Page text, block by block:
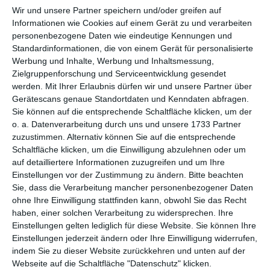
Wir und unsere Partner speichern und/oder greifen auf
Informationen wie Cookies auf einem Gerät zu und verarbeiten
personenbezogene Daten wie eindeutige Kennungen und
Standardinformationen, die von einem Gerät für personalisierte
Werbung und Inhalte, Werbung und Inhaltsmessung,
Zielgruppenforschung und Serviceentwicklung gesendet
werden.
Mit Ihrer Erlaubnis dürfen wir und unsere Partner über
Gerätescans genaue Standortdaten und Kenndaten abfragen.
Sie können auf die entsprechende Schaltfläche klicken, um der
o. a. Datenverarbeitung durch uns und unsere 1733 Partner
zuzustimmen. Alternativ können Sie auf die entsprechende
Schaltfläche klicken, um die Einwilligung abzulehnen oder um
auf detailliertere Informationen zuzugreifen und um Ihre
Einstellungen vor der Zustimmung zu ändern.
Bitte beachten
Sie, dass die Verarbeitung mancher personenbezogener Daten
ohne Ihre Einwilligung stattfinden kann, obwohl Sie das Recht
haben, einer solchen Verarbeitung zu widersprechen. Ihre
Einstellungen gelten lediglich für diese Website. Sie können Ihre
Einstellungen jederzeit ändern oder Ihre Einwilligung widerrufen,
indem Sie zu dieser Website zurückkehren und unten auf der
Webseite auf die Schaltfläche "Datenschutz" klicken.
TEILEN
Facebook, Twitter, WhatsApp, ...
WEITERE KARTEN IN DIESEN
KATEGORIEN ANSEHEN
Freizeit
Wetter
Jahreszeiten
Winter